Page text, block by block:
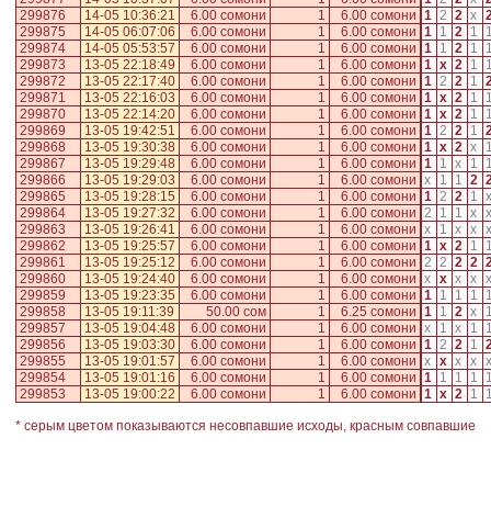
299876
14-05 10:36:21 6.00 сомони 1 6.00 сомони 1 2 2 x
299875
14-05 06:07:06 6.00 сомони 1 6.00 сомони 1 1 2 1
299874
14-05 05:53:57 6.00 сомони 1 6.00 сомони 1 1 2 1
299873
13-05 22:18:49 6.00 сомони 1 6.00 сомони 1 x 2 1
299872
13-05 22:17:40 6.00 сомони 1 6.00 сомони 1 2 2 1
299871
13-05 22:16:03 6.00 сомони 1 6.00 сомони 1 x 2 1
299870
13-05 22:14:20 6.00 сомони 1 6.00 сомони 1 x 2 1
299869
13-05 19:42:51 6.00 сомони 1 6.00 сомони 1 2 2 1
299868
13-05 19:30:38 6.00 сомони 1 6.00 сомони 1 x 2 x
299867
13-05 19:29:48 6.00 сомони 1 6.00 сомони 1 1 x 1
299866
13-05 19:29:03 6.00 сомони 1 6.00 сомони x 1 1 2
299865
13-05 19:28:15 6.00 сомони 1 6.00 сомони 1 2 2 1 x
299864
13-05 19:27:32 6.00 сомони 1 6.00 сомони 2 1 1 x x
299863
13-05 19:26:41 6.00 сомони 1 6.00 сомони x 1 x x x
299862
13-05 19:25:57 6.00 сомони 1 6.00 сомони 1 x 2 1
299861
13-05 19:25:12 6.00 сомони 1 6.00 сомони 2 2 2 2
299860
13-05 19:24:40 6.00 сомони 1 6.00 сомони x x x x x
299859
13-05 19:23:35 6.00 сомони 1 6.00 сомони 1 1 1 1
299858
13-05 19:11:39 50.00 сом 1 6.25 сомони 1 1 2 x
299857
13-05 19:04:48 6.00 сомони 1 6.00 сомони x 1 x 1
299856
13-05 19:03:30 6.00 сомони 1 6.00 сомони 1 2 2 1
299855
13-05 19:01:57 6.00 сомони 1 6.00 сомони x x x x x
299854
13-05 19:01:16 6.00 сомони 1 6.00 сомони 1 1 1 1
299853
13-05 19:00:22 6.00 сомони 1 6.00 сомони 1 x 2 1
* серым цветом показываются несовпавшие исходы, красным совпавшие